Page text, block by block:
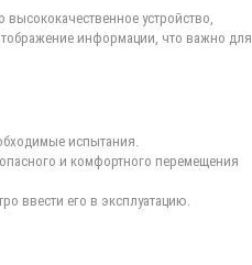
устройство,
информации, что важно для
испытания.
и комфортного перемещения
ввести его в эксплуатацию.